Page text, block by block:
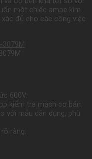
một chiếc ampe kìm
đủ cho các công việc
600V.
kiểm tra mạch cơ bản.
với mẫu dân dụng, phù
ràng.